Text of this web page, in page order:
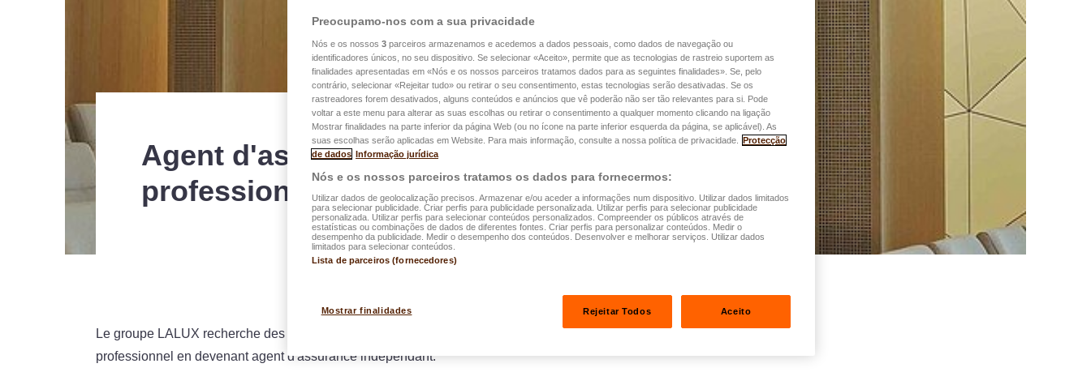
Agent d'assurance
professionnel
Le groupe LALUX recherche des candidats ambitieux, qui souhaite prendre en main leur avenir
professionnel en devenant agent d'assurance indépendant.
Preocupamo-nos com a sua privacidade
Nós e os nossos 3 parceiros armazenamos e acedemos a dados pessoais, como dados de navegação ou
identificadores únicos, no seu dispositivo. Se selecionar «Aceito», permite que as tecnologias de rastreio suportem as
finalidades apresentadas em «Nós e os nossos parceiros tratamos dados para as seguintes finalidades». Se, pelo
contrário, selecionar «Rejeitar tudo» ou retirar o seu consentimento, estas tecnologias serão desativadas. Se os
rastreadores forem desativados, alguns conteúdos e anúncios que vê poderão não ser tão relevantes para si. Pode
voltar a este menu para alterar as suas escolhas ou retirar o consentimento a qualquer momento clicando na ligação
Mostrar finalidades na parte inferior da página Web (ou no ícone na parte inferior esquerda da página, se aplicável). As
suas escolhas serão aplicadas em Website. Para mais informação, consulte a nossa política de privacidade.
Protecção
de dados
Informação jurídica
Nós e os nossos parceiros tratamos os dados para fornecermos:
Utilizar dados de geolocalização precisos. Armazenar e/ou aceder a informações num dispositivo. Utilizar dados limitados
para selecionar publicidade. Criar perfis para publicidade personalizada. Utilizar perfis para selecionar publicidade
personalizada. Utilizar perfis para selecionar conteúdos personalizados. Compreender os públicos através de
estatísticas ou combinações de dados de diferentes fontes. Criar perfis para personalizar conteúdos. Medir o
desempenho da publicidade. Medir o desempenho dos conteúdos. Desenvolver e melhorar serviços. Utilizar dados
limitados para selecionar conteúdos.
Lista de parceiros (fornecedores)
Mostrar finalidades Rejeitar Todos Aceito